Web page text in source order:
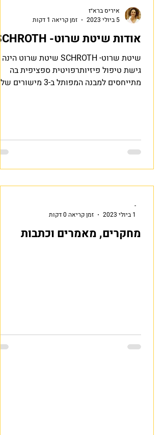
אודות שיטת שרוט- SCHROTH
שיטת שרוט- SCHROTH שיטת שרוט הינה
גישת טיפול פיזיותרפויטית ספציפית בה
מתייחסים למבנה המפותל ב-3 מישורים של
איריס ברא״ז
5 ביולי 2023
זמן קריאה 1 דקות
מחקרים, מאמרים וכתבות
-
1 ביולי 2023
זמן קריאה 0 דקות